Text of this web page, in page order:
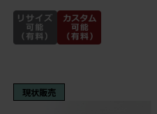
現状販売